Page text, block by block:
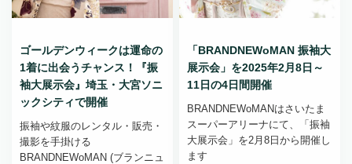
ゴールデンウィークは運命の
1着に出会うチャンス！『振
袖大展示会』埼玉・大宮ソニ
ックシティで開催
振袖や紋服のレンタル・販売・
撮影を手掛ける
BRANDNEWoMAN (ブランニュ
「BRANDNEWoMAN 振袖大
展示会」を2025年2月8日～
11日の4日間開催
BRANDNEWoMANはさいたま
スーパーアリーナにて、「振袖
大展示会」を2月8日から開催し
ます